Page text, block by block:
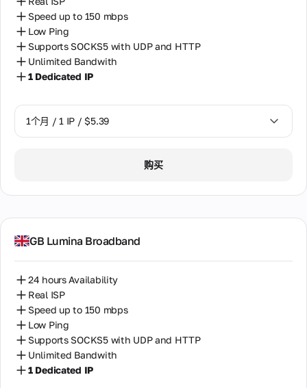
Speed up to 150 mbps
Low Ping
Supports SOCKS5 with UDP and HTTP
Unlimited Bandwith
1 Dedicated IP
1个月 / 1 IP / $5.39
购买
GB Lumina Broadband
24 hours Availability
Real ISP
Speed up to 150 mbps
Low Ping
Supports SOCKS5 with UDP and HTTP
Unlimited Bandwith
1 Dedicated IP